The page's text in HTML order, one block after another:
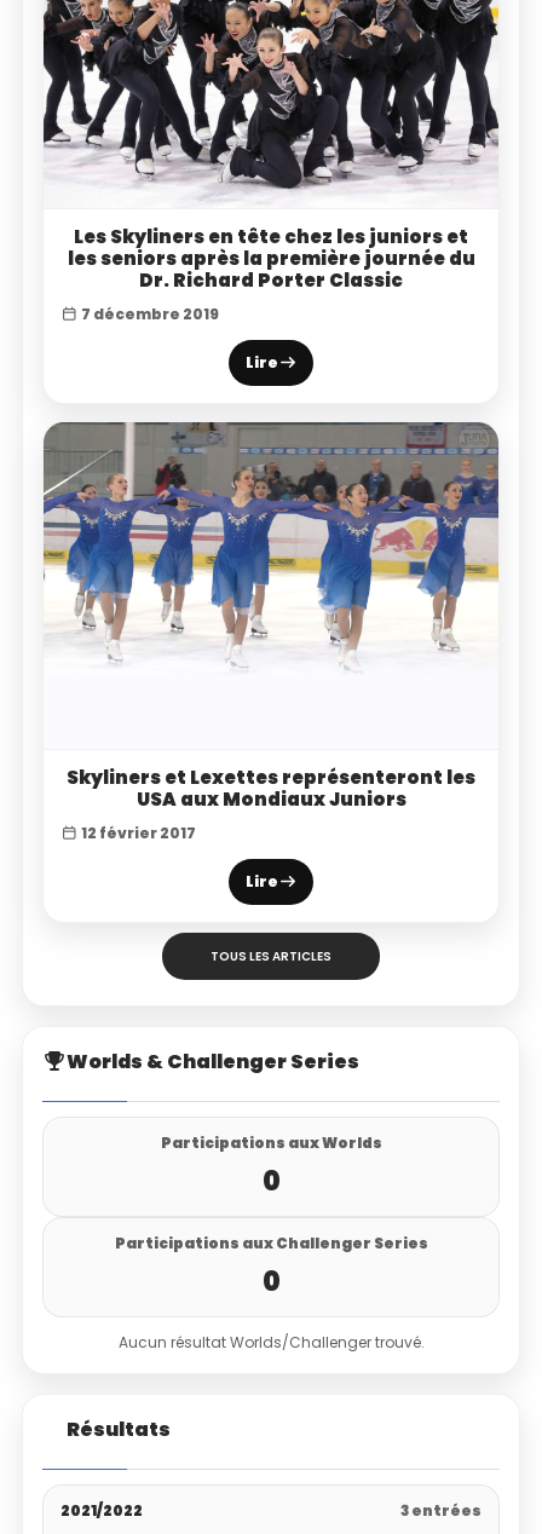
Les Skyliners en tête chez les juniors et
les seniors après la première journée du
Dr. Richard Porter Classic
7 décembre 2019
Lire
Skyliners et Lexettes représenteront les
USA aux Mondiaux Juniors
12 février 2017
Lire
TOUS LES ARTICLES
Worlds & Challenger Series
Participations aux Worlds
0
Participations aux Challenger Series
0
Aucun résultat Worlds/Challenger trouvé.
Résultats
2021/2022 3 entrées